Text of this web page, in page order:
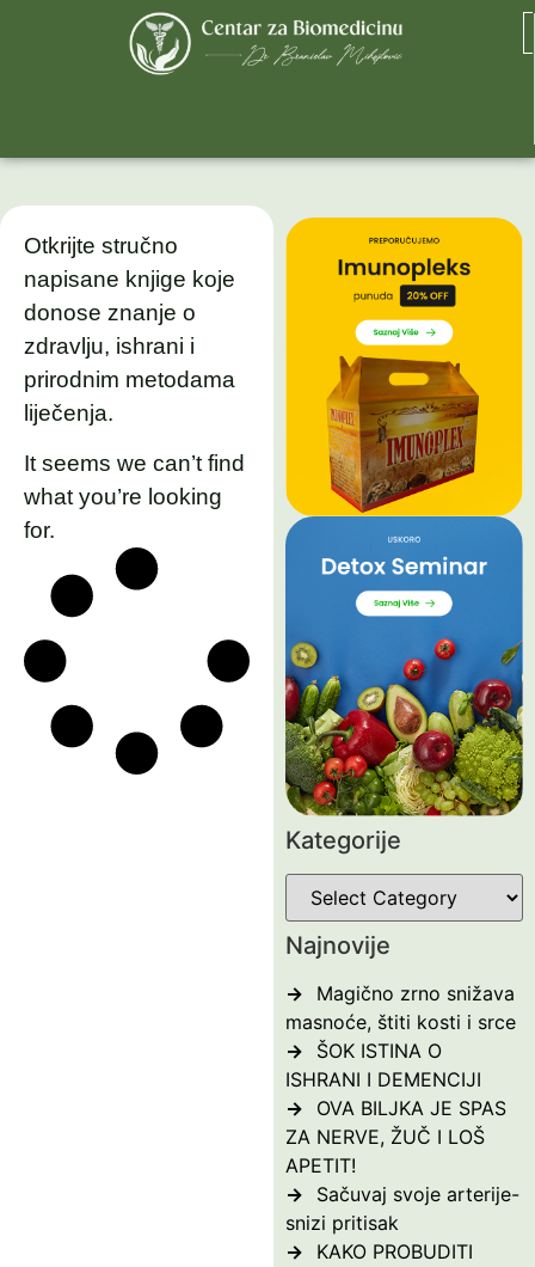
Otkrijte stručno
napisane knjige koje
donose znanje o
zdravlju, ishrani i
prirodnim metodama
liječenja.
It seems we can’t find
what you’re looking
for.
Kategorije
Najnovije
Magično zrno snižava
masnoće, štiti kosti i srce
ŠOK ISTINA O
ISHRANI I DEMENCIJI
OVA BILJKA JE SPAS
ZA NERVE, ŽUČ I LOŠ
APETIT!
Sačuvaj svoje arterije-
snizi pritisak
KAKO PROBUDITI